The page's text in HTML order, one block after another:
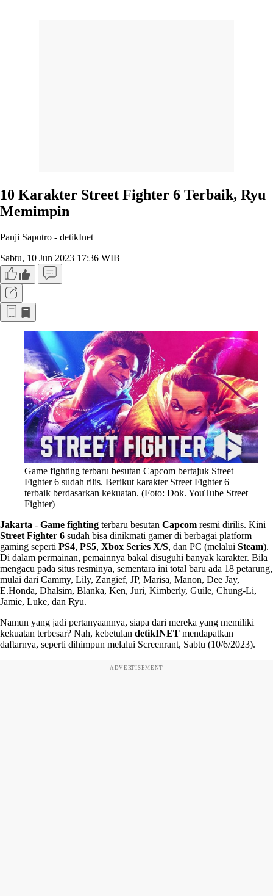
10 Karakter Street Fighter 6 Terbaik, Ryu
Memimpin
Panji Saputro - detikInet
Sabtu, 10 Jun 2023 17:36 WIB
Game fighting terbaru besutan Capcom bertajuk Street
Fighter 6 sudah rilis. Berikut karakter Street Fighter 6
terbaik berdasarkan kekuatan. (Foto: Dok. YouTube Street
Fighter)
Jakarta - Game fighting terbaru besutan Capcom resmi dirilis. Kini
Street Fighter 6 sudah bisa dinikmati gamer di berbagai platform
gaming seperti PS4, PS5, Xbox Series X/S, dan PC (melalui Steam).
Di dalam permainan, pemainnya bakal disuguhi banyak karakter. Bila
mengacu pada situs resminya, sementara ini total baru ada 18 petarung,
mulai dari Cammy, Lily, Zangief, JP, Marisa, Manon, Dee Jay,
E.Honda, Dhalsim, Blanka, Ken, Juri, Kimberly, Guile, Chung-Li,
Jamie, Luke, dan Ryu.
Namun yang jadi pertanyaannya, siapa dari mereka yang memiliki
kekuatan terbesar? Nah, kebetulan detikINET mendapatkan
daftarnya, seperti dihimpun melalui Screenrant, Sabtu (10/6/2023).
ADVERTISEMENT